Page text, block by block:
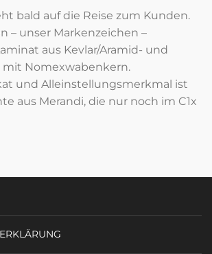
bald auf die Reise zum Kunden.
– unser Markenzeichen –
aus Kevlar/Aramid- und
mit Nomexwabenkern.
und Alleinstellungsmerkmal ist
aus Merandi, die nur noch im C1x